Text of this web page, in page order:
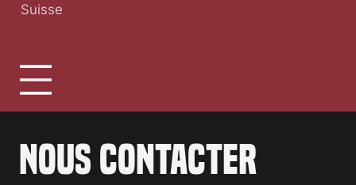
Nous contacter
Suisse